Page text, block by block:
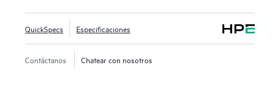
QuickSpecs Especificaciones
Contáctanos Chatear con nosotros